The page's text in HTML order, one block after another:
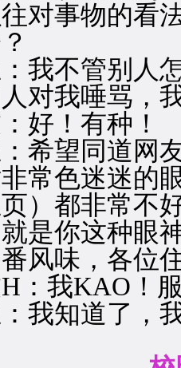
对事物的看
不管别人怎
对我唾骂，
！有种！
望同道网友
常色迷迷的
）都非常不
是你这种眼
风味，各位
我KAO！服
知道了，我